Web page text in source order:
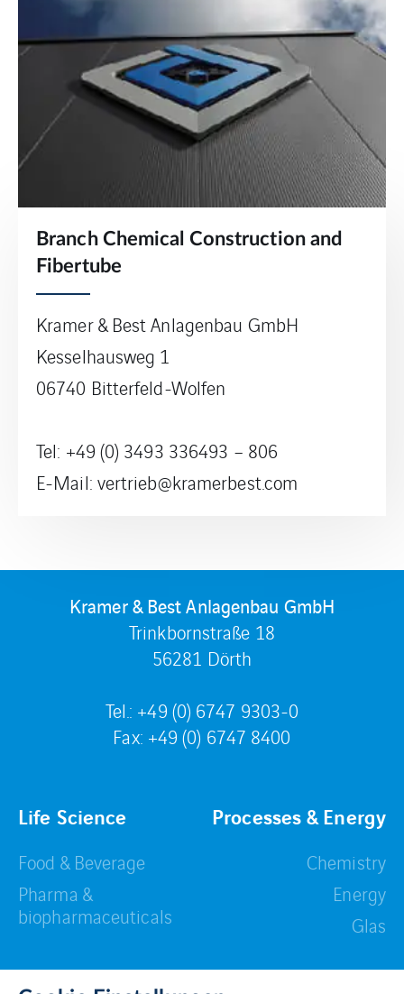
Branch Chemical Construction and
Fibertube
Kramer & Best Anlagenbau GmbH
Kesselhausweg 1
06740 Bitterfeld-Wolfen
Tel: +49 (0) 3493 336493 – 806
E-Mail: vertrieb@kramerbest.com
Kramer & Best Anlagenbau GmbH
Trinkbornstraße 18
56281 Dörth
Tel.: +49 (0) 6747 9303-0
Fax: +49 (0) 6747 8400
Life Science
Food & Beverage
Pharma &
biopharmaceuticals
Processes & Energy
Chemistry
Energy
Glas
Downloads